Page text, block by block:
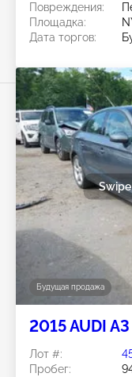
Повреждения:
Площадка:
Дата торгов:
Будущая продажа
2015 AUDI
Лот #:
Пробег: